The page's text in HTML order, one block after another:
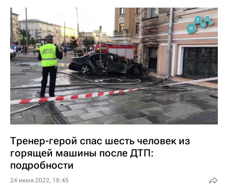
Тренер-герой спас шесть человек из
горящей машины после ДТП:
подробности
24 июня 2022, 18:45